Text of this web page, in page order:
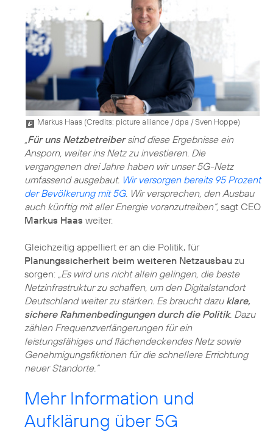
Markus Haas (Credits: picture alliance / dpa / Sven Hoppe)
„Für uns Netzbetreibersind diese Ergebnisse ein
Ansporn, weiter ins Netz zu investieren. Die
vergangenen drei Jahre haben wir unser 5G-Netz
umfassend ausgebaut. Wir versorgen bereits 95 Prozent
der Bevölkerung mit 5G. Wir versprechen, den Ausbau
auch künftig mit aller Energie voranzutreiben“, sagt CEO
Markus Haas weiter.
Gleichzeitig appelliert er an die Politik, für
Planungssicherheit beim weiteren Netzausbau zu
sorgen: „Es wird uns nicht allein gelingen, die beste
Netzinfrastruktur zu schaffen, um den Digitalstandort
Deutschland weiter zu stärken. Es braucht dazu klare,
sichere Rahmenbedingungen durch die Politik. Dazu
zählen Frequenzverlängerungen für ein
leistungsfähiges und flächendeckendes Netz sowie
Genehmigungsfiktionen für die schnellere Errichtung
neuer Standorte.“
Mehr Information und
Aufklärung über 5G